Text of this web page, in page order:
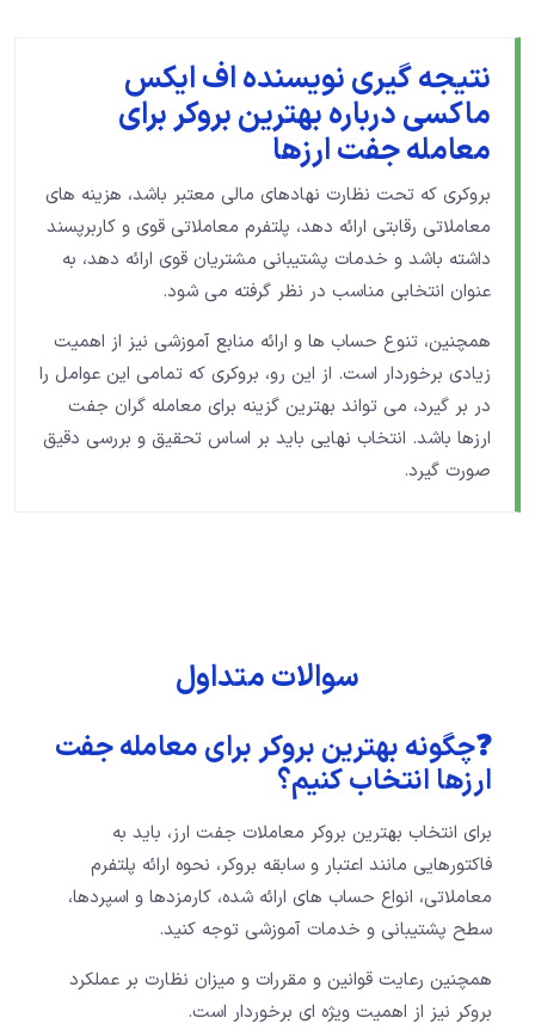
نتیجه گیری نویسنده اف ایکس
ماکسی درباره بهترین بروکر برای
معامله جفت ارزها
بروکری که تحت نظارت نهادهای مالی معتبر باشد، هزینه‌ های
معاملاتی رقابتی ارائه دهد، پلتفرم معاملاتی قوی و کاربرپسند
داشته باشد و خدمات پشتیبانی مشتریان قوی ارائه دهد، به
عنوان انتخابی مناسب در نظر گرفته می‌ شود.
همچنین، تنوع حساب‌ ها و ارائه منابع آموزشی نیز از اهمیت
زیادی برخوردار است. از این رو، بروکری که تمامی این عوامل را
در بر گیرد، می ‌تواند بهترین گزینه برای معامله‌ گران جفت
ارزها باشد. انتخاب نهایی باید بر اساس تحقیق و بررسی دقیق
صورت گیرد.
سوالات متداول
❓چگونه بهترین بروکر برای معامله جفت
ارزها انتخاب کنیم؟
برای انتخاب بهترین بروکر معاملات جفت ارز، باید به
فاکتورهایی مانند اعتبار و سابقه بروکر، نحوه ارائه پلتفرم
معاملاتی، انواع حساب های ارائه شده، کارمزدها و اسپردها،
سطح پشتیبانی و خدمات آموزشی توجه کنید.
همچنین رعایت قوانین و مقررات و میزان نظارت بر عملکرد
بروکر نیز از اهمیت ویژه ای برخوردار است.